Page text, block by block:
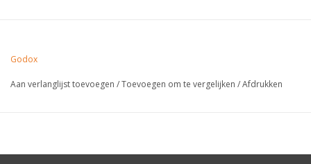
Godox
Aan verlanglijst toevoegen /Toevoegen om te vergelijken /Afdrukken